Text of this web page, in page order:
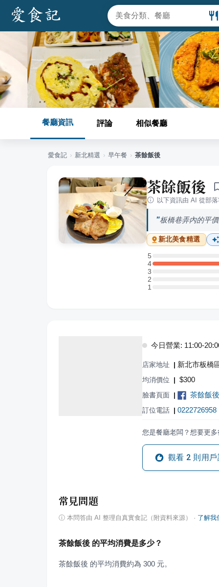
餐廳資訊 評論 相似餐廳
愛食記 › 新北精選 › 早午餐 › 茶餘飯後
茶餘飯後
以下資訊由 AI 從部
板橋巷弄內的平
新北美食精選
5
5 星：0 則評論
4
4 星：1 則評論
3
3 星：0 則評論
2
2 星：0 則評論
11 星：0 則評論
今日營業: 11:00-
店家地址 | 新北市板橋
均消價位 | $300
臉書頁面 | 茶餘飯後
訂位電話 | 0222726958
您是餐廳老闆？想要更
觀看 2 則用
常見問題
ⓘ 本問答由 AI 整理自真實食記（附資料來源） · 了解我
茶餘飯後 的平均消費是多少？
茶餘飯後 的平均消費約為 300 元。